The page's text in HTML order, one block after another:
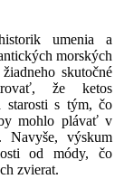
umenia a
morských
skutočné
že ketos
starosti s tým, čo
mohlo plávať v
Navyše, výskum
od módy, čo
zvierat.